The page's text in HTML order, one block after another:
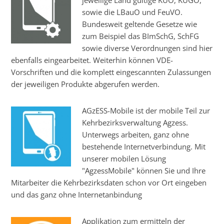
sowie die LBauO und FeuVO.
Bundesweit geltende Gesetze wie
zum Beispiel das BImSchG, SchFG
sowie diverse Verordnungen sind hier
ebenfalls eingearbeitet. Weiterhin können VDE-
Vorschriften und die komplett eingescannten Zulassungen
der jeweiligen Produkte abgerufen werden.
AGzESS-Mobile ist der mobile Teil zur
Kehrbezirksverwaltung Agzess.
Unterwegs arbeiten, ganz ohne
bestehende Internetverbindung. Mit
unserer mobilen Lösung
"AgzessMobile" können Sie und Ihre
Mitarbeiter die Kehrbezirksdaten schon vor Ort eingeben
und das ganz ohne Internetanbindung
Applikation zum ermitteln der